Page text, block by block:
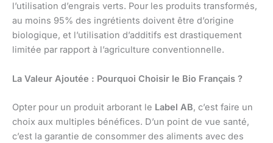
l’utilisation d’engrais verts. Pour les produits transformés,
au moins 95% des ingrétients doivent être d’origine
biologique, et l’utilisation d’additifs est drastiquement
limitée par rapport à l’agriculture conventionnelle.
La Valeur Ajoutée : Pourquoi Choisir le Bio Français ?
Opter pour un produit arborant le Label AB, c’est faire un
choix aux multiples bénéfices. D’un point de vue santé,
c’est la garantie de consommer des aliments avec des